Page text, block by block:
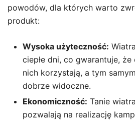
powodów, dla których warto
produkt:
Wysoka użyteczność:
ciepłe dni, co gwarantuje,
nich korzystają, a tym
dobrze widoczne.
Ekonomiczność: Tanie
pozwalają na realizację